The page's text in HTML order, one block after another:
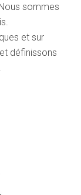
sommes
et sur
définissons